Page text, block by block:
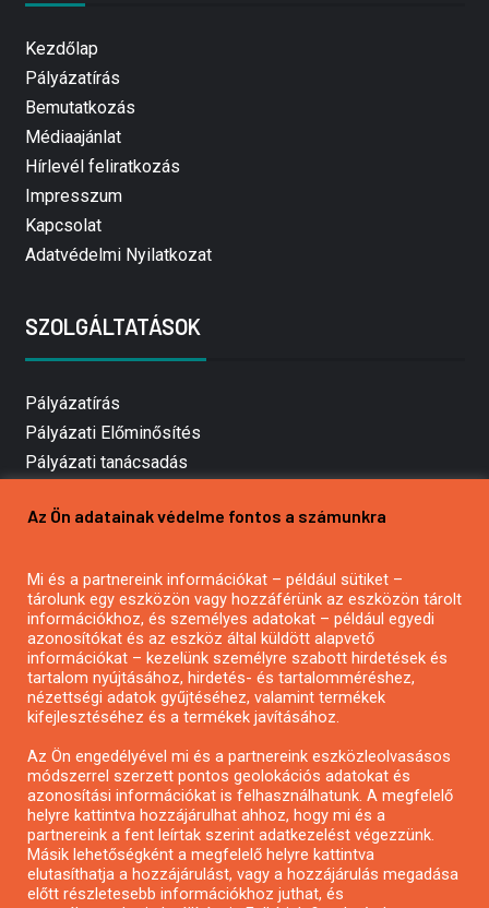
Kezdőlap
Pályázatírás
Bemutatkozás
Médiaajánlat
Hírlevél feliratkozás
Impresszum
Kapcsolat
Adatvédelmi Nyilatkozat
SZOLGÁLTATÁSOK
Pályázatírás
Pályázati Előminősítés
Pályázati tanácsadás
Mezőgazdasági pályázatírás
Pályázatírás civil szervezeteknek
Pályázatírás önkormányzatoknak
Pályázatfigyelés
Specifikus pályázatfigyelés vagy hírlevél
Pályázatok magánszemélyeknek
Pályázatok civil szervezeteknek
Pályázatok vállalkozásoknak
Az Ön adatainak védelme fontos a számunkra
Mi és a partnereink információkat – például sütiket –
tárolunk egy eszközön vagy hozzáférünk az eszközön tárolt
információkhoz, és személyes adatokat – például egyedi
azonosítókat és az eszköz által küldött alapvető
információkat – kezelünk személyre szabott hirdetések és
tartalom nyújtásához, hirdetés- és tartalomméréshez,
nézettségi adatok gyűjtéséhez, valamint termékek
kifejlesztéséhez és a termékek javításához.
Az Ön engedélyével mi és a partnereink eszközleolvasásos
módszerrel szerzett pontos geolokációs adatokat és
azonosítási információkat is felhasználhatunk. A megfelelő
helyre kattintva hozzájárulhat ahhoz, hogy mi és a
partnereink a fent leírtak szerint adatkezelést végezzünk.
Másik lehetőségként a megfelelő helyre kattintva
elutasíthatja a hozzájárulást, vagy a hozzájárulás megadása
előtt részletesebb információkhoz juthat, és